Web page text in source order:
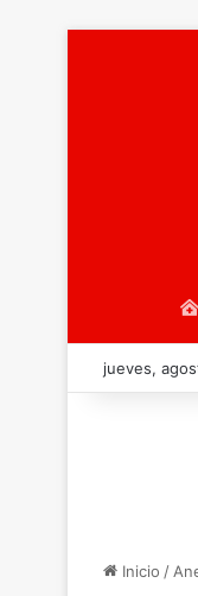
jueves,
Inicio /